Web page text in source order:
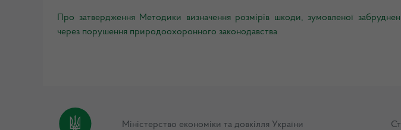
Про затвердження Методики визначення розмірів шкоди, зумовленої
через порушення природоохоронного законодавства
Міністерство економіки та довкілля України